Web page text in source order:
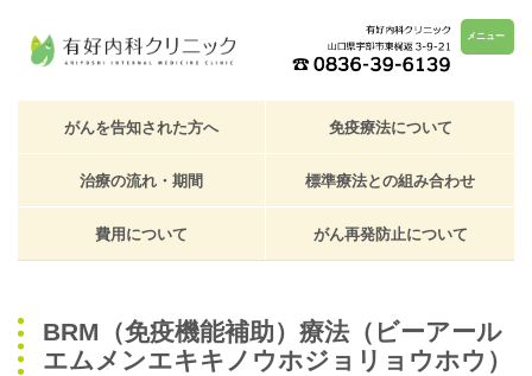
メニュー
がんを告知された方へ 免疫療法について
治療の流れ・期間 標準療法との組み合わせ
費用について がん再発防止について
BRM（免疫機能補助）療法（ビーアール
エムメンエキキノウホジョリョウホウ）